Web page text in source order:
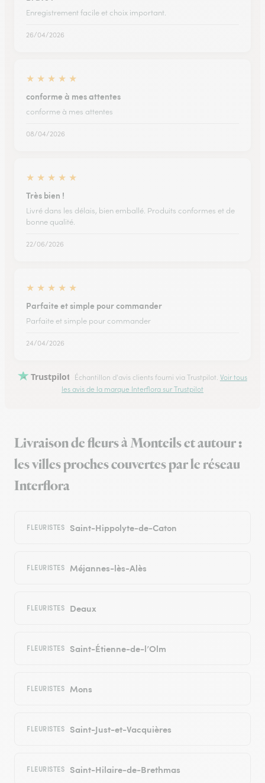
Enregistrement facile et choix important.
26/04/2026
★ ★ ★ ★ ★
conforme à mes attentes
conforme à mes attentes
08/04/2026
★ ★ ★ ★ ★
Très bien !
Livré dans les délais, bien emballé. Produits conformes et de
bonne qualité.
22/06/2026
★ ★ ★ ★ ★
Parfaite et simple pour commander
Parfaite et simple pour commander
24/04/2026
Trustpilot Échantillon d'avis clients fourni via Trustpilot. Voir tous
les avis de la marque Interflora sur Trustpilot
Livraison de fleurs à Monteils et autour :
les villes proches couvertes par le réseau
Interflora
FLEURISTES Saint-Hippolyte-de-Caton
FLEURISTES Méjannes-lès-Alès
FLEURISTES Deaux
FLEURISTES Saint-Étienne-de-l’Olm
FLEURISTES Mons
FLEURISTES Saint-Just-et-Vacquières
FLEURISTES Saint-Hilaire-de-Brethmas